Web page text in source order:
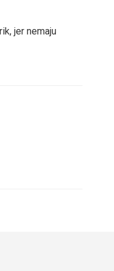
jer nemaju